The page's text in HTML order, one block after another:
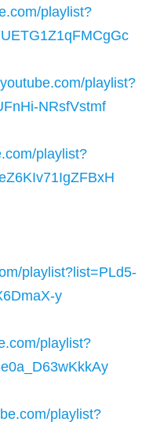
playlist?
playlist?
NRsfVstmf
playlist?
playlist?list=PLd5-
y
playlist?
playlist?